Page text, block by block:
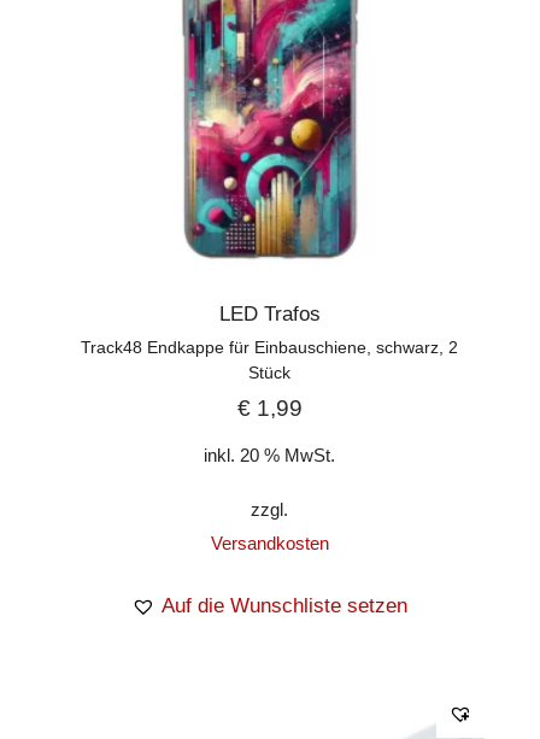
LED Trafos
Track48 Endkappe für Einbauschiene, schwarz, 2
Stück
€1,99
inkl. 20 % MwSt.
zzgl.
Versandkosten
Auf die Wunschliste setzen